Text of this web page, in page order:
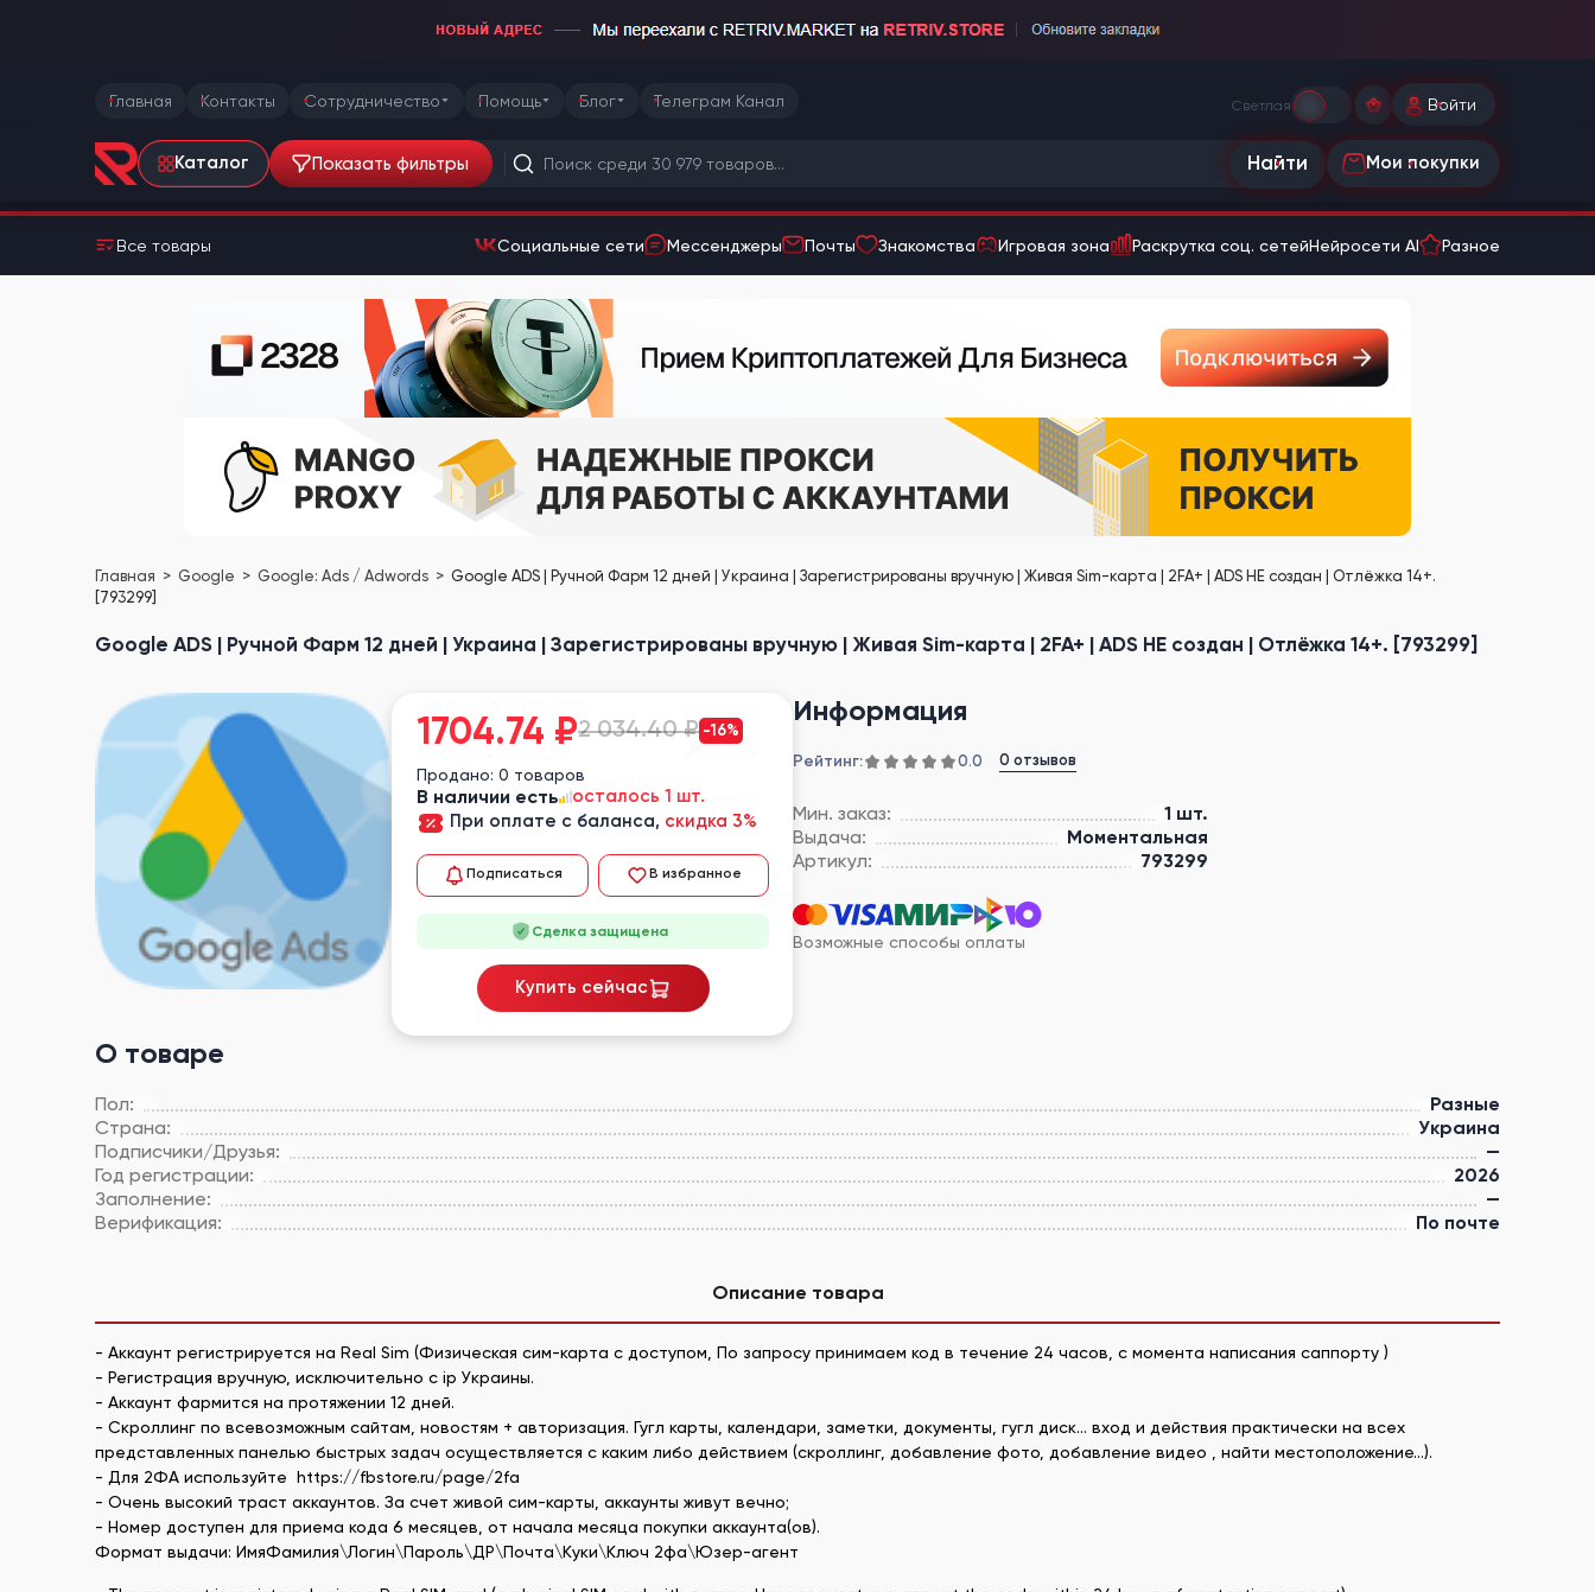
Главная Контакты Сотрудничество Помощь Блог Телеграм Канал Светлая Войти
Каталог Показать фильтры Найти Мои покупки
Все товары Социальные сети Мессенджеры Почты Знакомства Игровая зона Раскрутка соц. сетейНейросети AI Разное
Главная Google Google: Ads / Adwords
Google ADS | Ручной Фарм 12 дней | Украина | Зарегистрированы вручную | Живая Sim-карта | 2FA+ | ADS НЕ создан | Отлёжка 14+.
[793299]
Google ADS | Ручной Фарм 12 дней | Украина | Зарегистрированы вручную | Живая Sim-карта | 2FA+ | ADS НЕ создан | Отлёжка 14+. [793299]
Информация
Рейтинг: 0.0 0 отзывов
Мин. заказ:
1 шт.
Выдача:
Моментальная
Артикул:
793299
Возможные способы оплаты
О товаре
Пол:
Разные
Страна:
Украина
Подписчики/Друзья:
—
Год регистрации:
2026
Заполнение:
—
Верификация:
По почте
1704.74 ₽2 034.40 ₽ -16%
Продано: 0 товаров
В наличии есть
осталось 1 шт.
При оплате с баланса, скидка 3%
Подписаться В избранное
Сделка защищена
Купить сейчас
Описание товара
- Аккаунт регистрируется на Real Sim (Физическая сим-карта с доступом, По запросу принимаем код в течение 24 часов, с момента написания саппорту )
- Регистрация вручную, исключительно с ip Украины.
- Аккаунт фармится на протяжении 12 дней.
- Скроллинг по всевозможным сайтам, новостям + авторизация. Гугл карты, календари, заметки, документы, гугл диск... вход и действия практически на всех
представленных панелью быстрых задач осуществляется с каким либо действием (скроллинг, добавление фото, добавление видео , найти местоположение...).
- Для 2ФА используйте https://fbstore.ru/page/2fa
- Очень высокий траст аккаунтов. За счет живой сим-карты, аккаунты живут вечно;
- Номер доступен для приема кода 6 месяцев, от начала месяца покупки аккаунта(ов).
Формат выдачи: ИмяФамилия\Логин\Пароль\ДР\Почта\Куки\Ключ 2фа\Юзер-агент